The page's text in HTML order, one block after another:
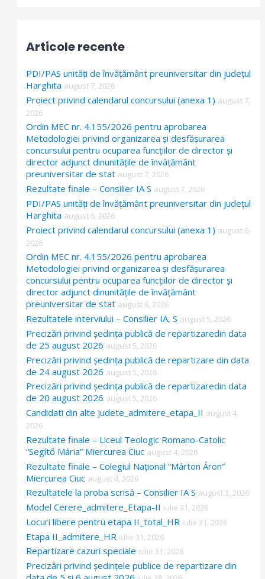
c
f
o
r
:
Articole recente
PDI/PAS unități de învățământ preuniversitar din județul
Harghita august 7, 2026
Proiect privind calendarul concursului (anexa 1) august 7,
2026
Ordin MEC nr. 4.155/2026 pentru aprobarea
Metodologiei privind organizarea și desfășurarea
concursului pentru ocuparea funcțiilor de director și
director adjunct dinunitățile de învățământ
preuniversitar de stat august 7, 2026
Rezultate finale – Consilier IA S august 7, 2026
PDI/PAS unități de învățământ preuniversitar din județul
Harghita august 6, 2026
Proiect privind calendarul concursului (anexa 1) august 6,
2026
Ordin MEC nr. 4.155/2026 pentru aprobarea
Metodologiei privind organizarea și desfășurarea
concursului pentru ocuparea funcțiilor de director și
director adjunct dinunitățile de învățământ
preuniversitar de stat august 6, 2026
Rezultatele interviului – Consilier IA, S august 5, 2026
Precizări privind ședința publică de repartizaredin data
de 25 august 2026 august 5, 2026
Precizări privind ședința publică de repartizare din data
de 24 august 2026 august 5, 2026
Precizări privind ședința publică de repartizaredin data
de 20 august 2026 august 5, 2026
Candidati din alte judete_admitere_etapa_II august 4,
2026
Rezultate finale – Liceul Teologic Romano-Catolic
“Segítő Mária” Miercurea Ciuc august 4, 2026
Rezultate finale – Colegiul Național “Márton Áron”
Miercurea Ciuc august 4, 2026
Rezultatele la proba scrisă – Consilier IA S august 3, 2026
Model Cerere_admitere_Etapa-II iulie 31, 2026
Locuri libere pentru etapa II_total_HR iulie 31, 2026
Etapa II_admitere_HR iulie 31, 2026
Repartizare cazuri speciale iulie 31, 2026
Precizări privind ședințele publice de repartizare din